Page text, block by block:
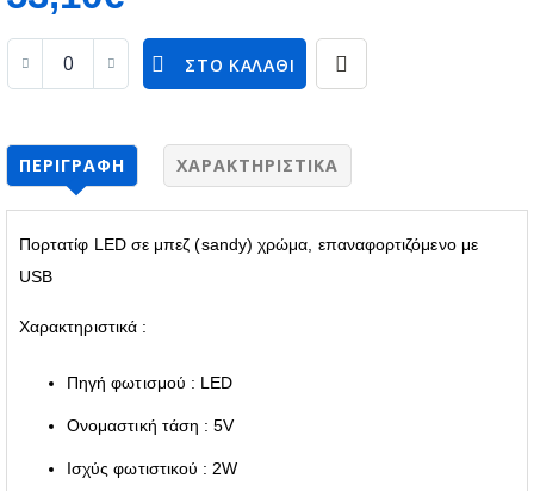
ΣΤΟ ΚΑΛΆΘΙ
ΠΕΡΙΓΡΑΦΉ ΧΑΡΑΚΤΗΡΙΣΤΙΚΆ
Πορτατίφ LED σε μπεζ (sandy) χρώμα, επαναφορτιζόμενο με
USB
Χαρακτηριστικά :
Πηγή φωτισμού : LED
Ονομαστική τάση : 5V
Ισχύς φωτιστικού : 2W